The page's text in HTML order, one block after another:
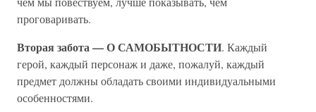
проговаривать.
Вторая забота — О САМОБЫТНОСТИ. Каждый
герой, каждый персонаж и даже, пожалуй, каждый
предмет должны обладать своими индивидуальными
особенностями.